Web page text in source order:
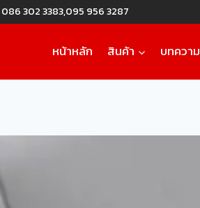
086 302 3383,095 956 3287
หน้าหลัก สินค้า บทความ